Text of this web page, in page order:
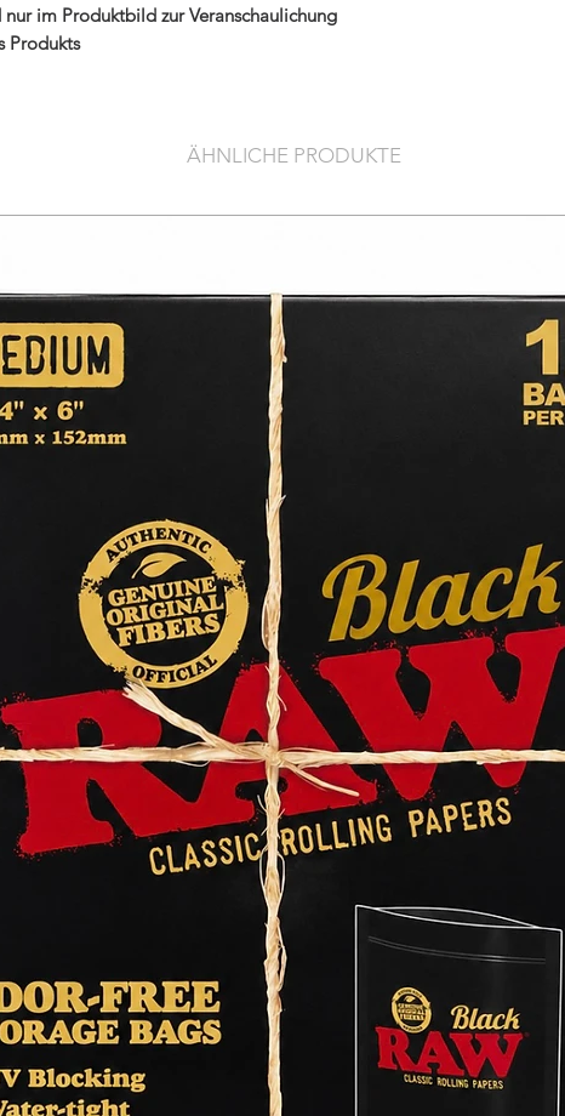
im Produktbild zur Veranschaulichung
Produkts
ÄHNLICHE PRODUKTE